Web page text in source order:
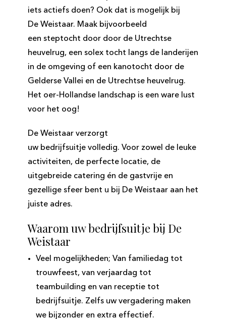
iets actiefs doen? Ook dat is mogelijk bij
De Weistaar. Maak bijvoorbeeld
een steptocht door door de Utrechtse
heuvelrug, een solex tocht langs de landerijen
in de omgeving of een kanotocht door de
Gelderse Vallei en de Utrechtse heuvelrug.
Het oer-​Hollandse landschap is een ware lust
voor het oog!
De Weistaar verzorgt
uw bedrijfsuitje volledig. Voor zowel de leuke
activiteiten, de perfecte locatie, de
uitgebreide catering én de gastvrije en
gezellige sfeer bent u bij De Weistaar aan het
juiste adres.
Waarom uw bedrijfsuitje bij De
Weistaar
Veel mogelijkheden; Van familiedag tot
trouwfeest, van verjaardag tot
teambuilding en van receptie tot
bedrijfsuitje. Zelfs uw vergadering maken
we bijzonder en extra effectief.